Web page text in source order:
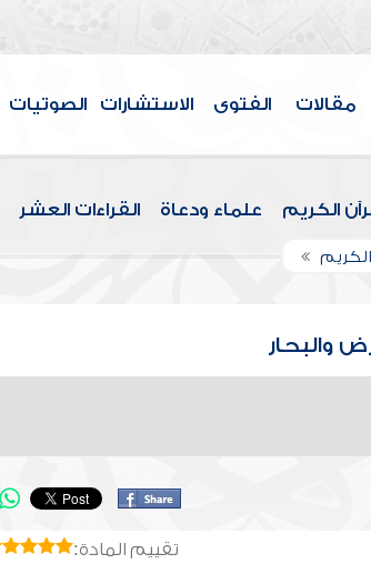
مقالات الفتوى الاستشارات الصوتيات
الكريم علماء ودعاة القراءات العشر
والبحار
تقييم المادة: